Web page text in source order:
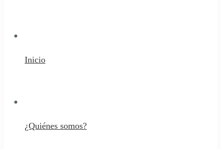
Inicio
¿Quiénes somos?